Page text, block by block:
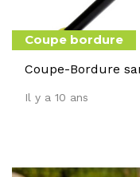
Coupe bordure
Coupe-Bordure
Il y a 10 ans